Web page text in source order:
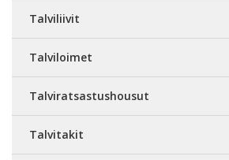
Talviliivit
Talviloimet
Talviratsastushousut
Talvitakit